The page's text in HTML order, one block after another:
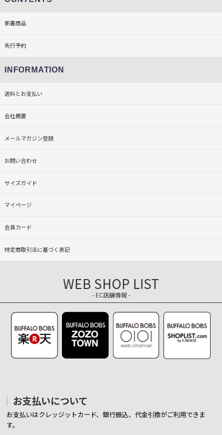
新着商品
先行予約
INFORMATION
送料とお支払い
会社概要
メールマガジン登録
お問い合わせ
サイズガイド
マイページ
会員カード
特定商取引法に基づく表記
WEB SHOP LIST
- EC店舗情報 -
お支払いについて
お支払いはクレッジットカード、銀行振込、代金引換がご利用できま
す。